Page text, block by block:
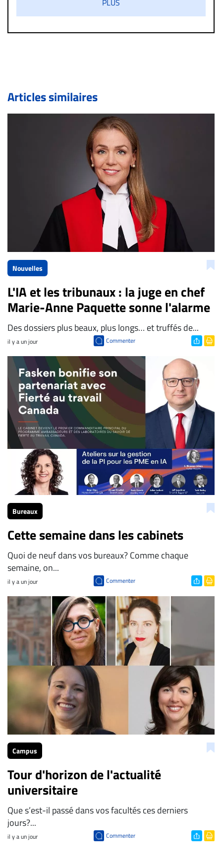
diffamatoire. Si malgré cette politique de modération,
un commentaire publié sur le site vous dérange, prenez
immédiatement contact par courriel (info@droit-
de validation, un droit de réponse.
Bien à vous,
La Rédaction de Droit-inc.com
Articles similaires
Nouvelles
L'IA et les tribunaux : la juge en chef
Marie-Anne Paquette sonne l'alarme
Des dossiers plus beaux, plus longs… et truffés de...
il y a un jour Commenter
Bureaux
Cette semaine dans les cabinets
Quoi de neuf dans vos bureaux? Comme chaque
semaine, on...
il y a un jour Commenter
Campus
Tour d'horizon de l'actualité
universitaire
Que s’est-il passé dans vos facultés ces derniers
jours?...
il y a un jour Commenter